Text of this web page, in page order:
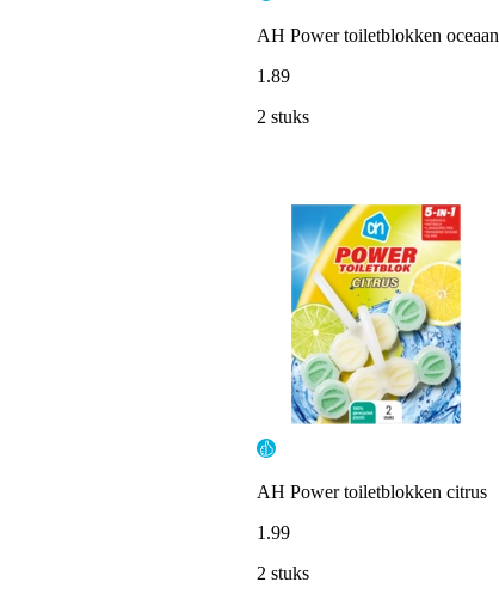
AH Power toiletblokken oceaan
1 .89
2 stuks
AH Power toiletblokken citrus
1 .99
2 stuks